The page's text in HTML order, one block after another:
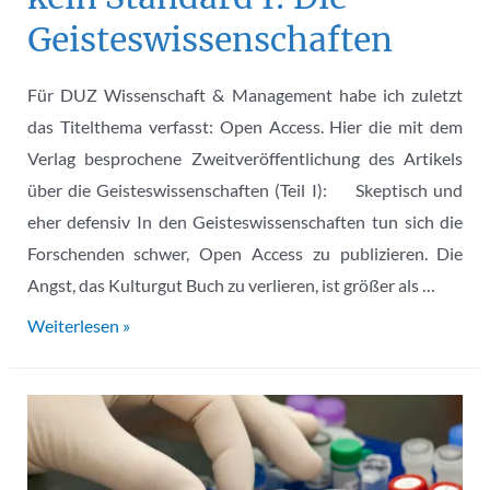
Geisteswissenschaften
Für DUZ Wissenschaft & Management habe ich zuletzt
das Titelthema verfasst: Open Access. Hier die mit dem
Verlag besprochene Zweitveröffentlichung des Artikels
über die Geisteswissenschaften (Teil I): Skeptisch und
eher defensiv In den Geisteswissenschaften tun sich die
Forschenden schwer, Open Access zu publizieren. Die
Angst, das Kulturgut Buch zu verlieren, ist größer als …
Open
noch
lange
kein
Weiterlesen »